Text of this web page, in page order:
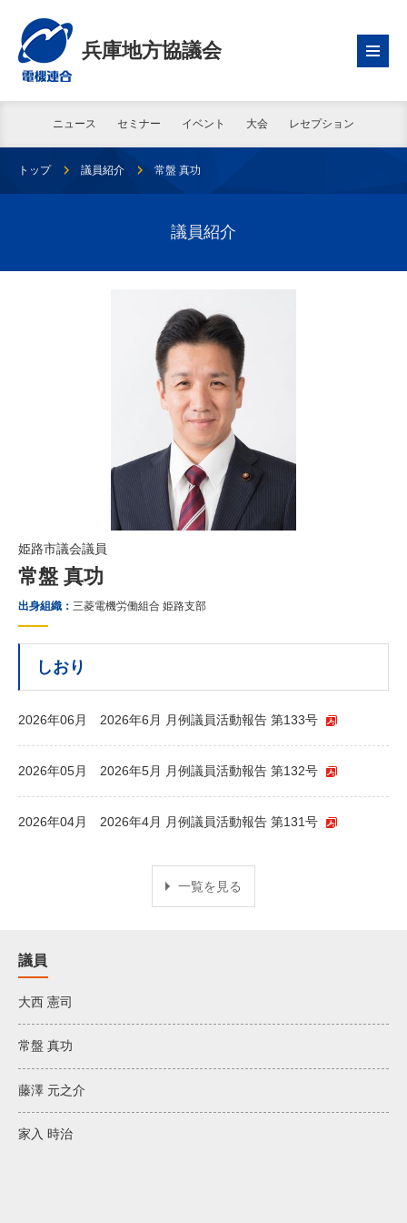
兵庫地方協議会
ニュース セミナー イベント 大会 レセプション
トップ 議員紹介 常盤 真功
議員紹介
姫路市議会議員
常盤 真功
出身組織： 三菱電機労働組合 姫路支部
しおり
2026年06月 2026年6月 月例議員活動報告 第133号
2026年05月 2026年5月 月例議員活動報告 第132号
2026年04月 2026年4月 月例議員活動報告 第131号
一覧を見る
議員
大西 憲司
常盤 真功
藤澤 元之介
家入 時治